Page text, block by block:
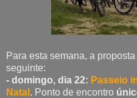
Para esta semana, a
seguinte:
- domingo, dia 22: Passeio
Natal . Ponto de encontro